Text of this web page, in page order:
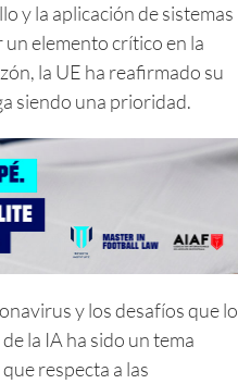
y la aplicación de sistemas
elemento crítico en la
la UE ha reafirmado su
siendo una prioridad.
y los desafíos que lo
la IA ha sido un tema
respecta a las